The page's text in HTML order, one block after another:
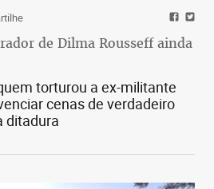
de Dilma Rousseff ainda
torturou a ex-militante
cenas de verdadeiro
ditadura